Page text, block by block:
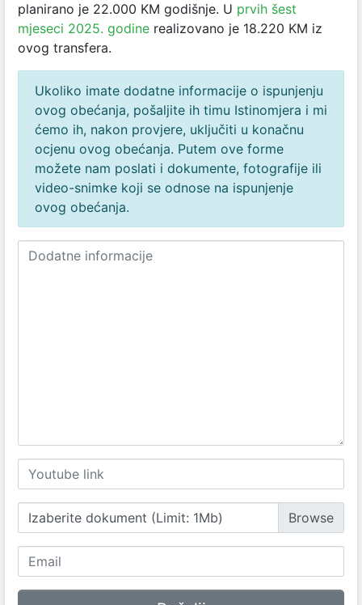
planirano je 22.000 KM godišnje. U prvih šest
mjeseci 2025. godine realizovano je 18.220 KM iz
ovog transfera.
Ukoliko imate dodatne informacije o ispunjenju
ovog obećanja, pošaljite ih timu Istinomjera i mi
ćemo ih, nakon provjere, uključiti u konačnu
ocjenu ovog obećanja. Putem ove forme
možete nam poslati i dokumente, fotografije ili
video-snimke koji se odnose na ispunjenje
ovog obećanja.
Izaberite dokument (Limit: 1Mb)